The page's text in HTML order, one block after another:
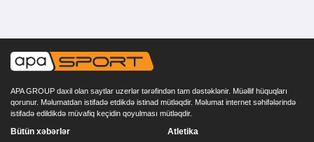
APA GROUP daxil olan saytlar uzerlər tərəfindən tam dəstəklənir. Müəllif hüquqları
qorunur. Məlumatdan istifadə etdikdə istinad mütləqdir. Məlumat internet səhifələrində
istifadə edildikdə müvafiq keçidin qoyulması mütləqdir.
Bütün xəbərlər Atletika